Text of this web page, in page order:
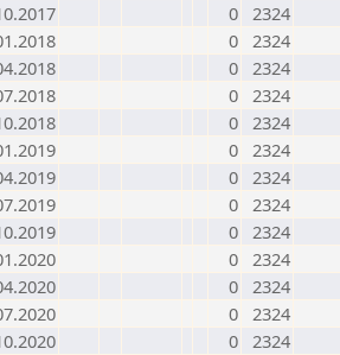
0 2324
0 2324
0 2324
0 2324
0 2324
0 2324
0 2324
0 2324
0 2324
0 2324
0 2324
0 2324
0 2324